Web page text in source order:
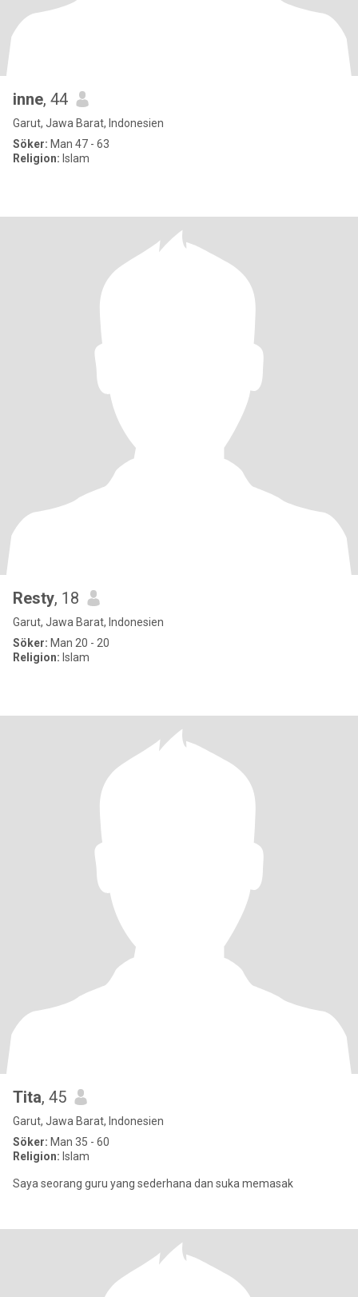
inne, 44
Garut, Jawa Barat, Indonesien
Söker: Man 47 - 63
Religion: Islam
Resty, 18
Garut, Jawa Barat, Indonesien
Söker: Man 20 - 20
Religion: Islam
Tita, 45
Garut, Jawa Barat, Indonesien
Söker: Man 35 - 60
Religion: Islam
Saya seorang guru yang sederhana dan suka memasak